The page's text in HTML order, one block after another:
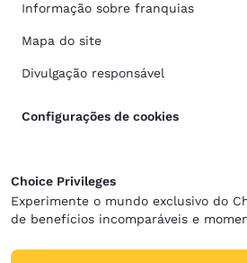
Informação sobre franquias
Mapa do site
Divulgação responsável
Configurações de cookies
Choice Privileges
Experimente o mundo exclusivo do
de benefícios incomparáveis e